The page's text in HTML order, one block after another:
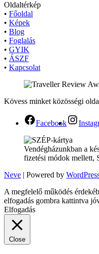
Oldaltérkép
• Főoldal
• Képek
• Blog
• Foglalás
• GYIK
• ÁSZF
• Kapcsolat
Kövess minket közösségi
Facebook
Vendégházunkban a
fizetési módok mellett,
Neve | Powered by
A megfelelő működés
elfogadás gombra kattintva
Elfogadás
Close